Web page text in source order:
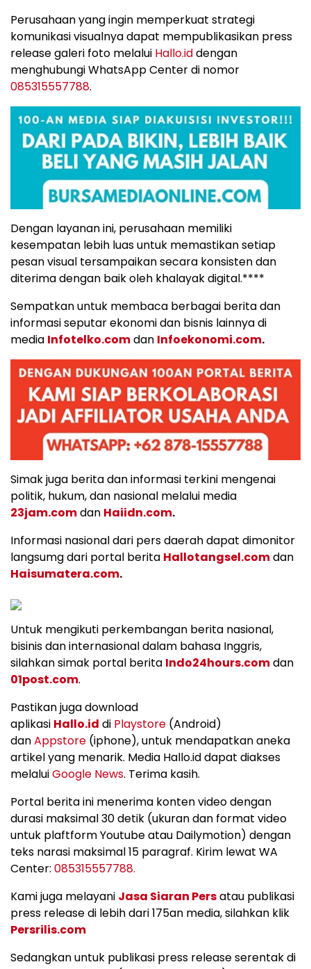
Perusahaan yang ingin memperkuat strategi
komunikasi visualnya dapat mempublikasikan press
release galeri foto melalui Hallo.iddengan
menghubungi WhatsApp Center di nomor
085315557788.
Dengan layanan ini, perusahaan memiliki
kesempatan lebih luas untuk memastikan setiap
pesan visual tersampaikan secara konsisten dan
diterima dengan baik oleh khalayak digital.****
Sempatkan untuk membaca berbagai berita dan
informasi seputar ekonomi dan bisnis lainnya di
media Infotelko.comdan Infoekonomi.com.
Simak juga berita dan informasi terkini mengenai
politik, hukum, dan nasional melalui media
23jam.comdan Haiidn.com.
Informasi nasional dari pers daerah dapat dimonitor
langsumg dari portal berita Hallotangsel.comdan
Haisumatera.com.
Untuk mengikuti perkembangan berita nasional,
bisinis dan internasional dalam bahasa Inggris,
silahkan simak portal berita Indo24hours.comdan
01post.com.
Pastikan juga download
aplikasi Hallo.id di Playstore (Android)
danAppstore (iphone), untuk mendapatkan aneka
artikel yang menarik. Media Hallo.id dapat diakses
melaluiGoogle News. Terima kasih.
Portal berita ini menerima konten video dengan
durasi maksimal 30 detik (ukuran dan format video
untuk plaftform Youtube atau Dailymotion) dengan
teks narasi maksimal 15 paragraf. Kirim lewat WA
Center: 085315557788.
Kami juga melayani Jasa Siaran Persatau publikasi
press release di lebih dari 175an media, silahkan klik
Persrilis.com
Sedangkan untuk publikasi press release serentak di